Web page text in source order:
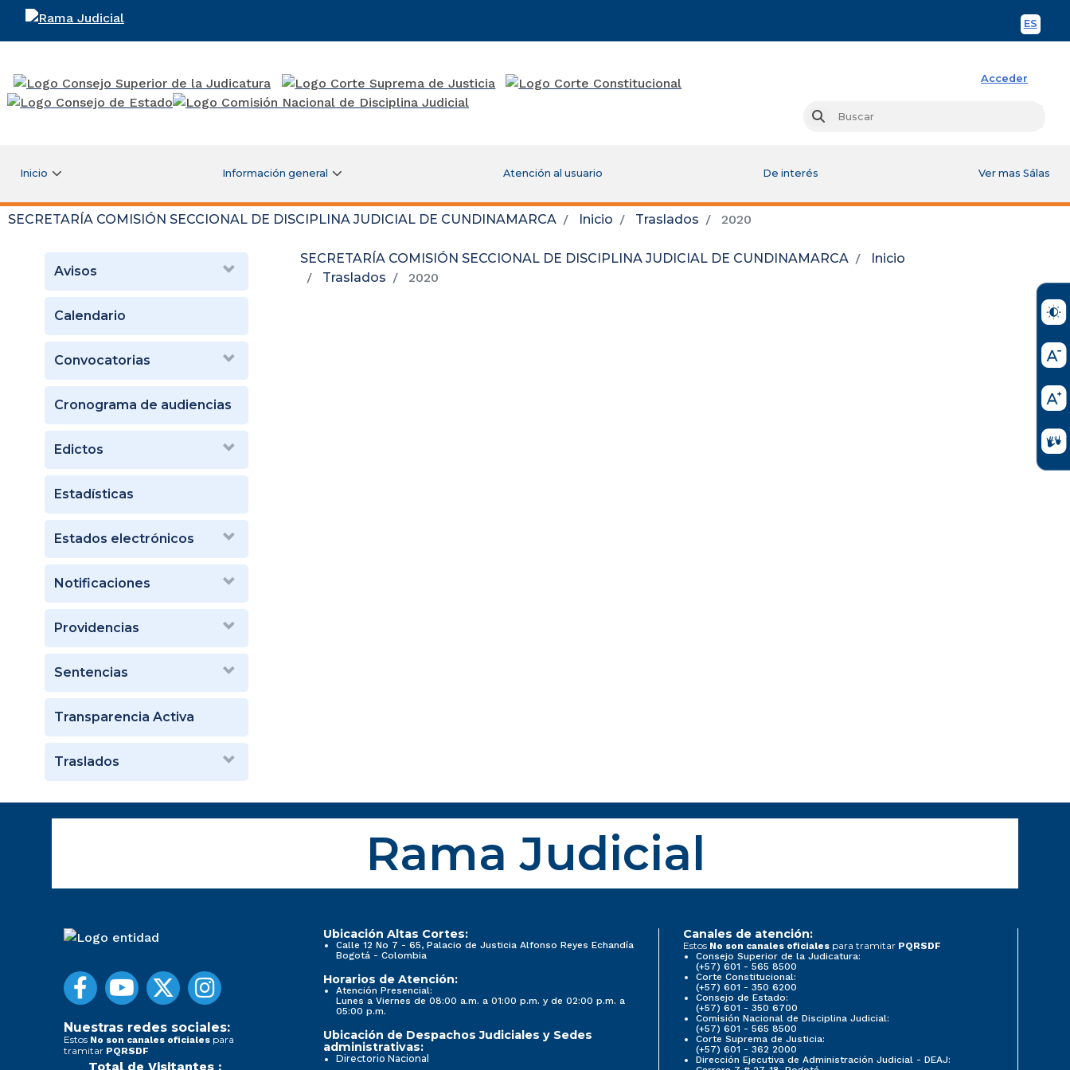
ES
Rama Judicial
Acceder
Buscar
Inicio Información general Atención al usuario De interés Ver mas Sálas
SECRETARÍA COMISIÓN SECCIONAL DE DISCIPLINA JUDICIAL DE CUNDINAMARCA Inicio Traslados 2020
Avisos
Calendario
Convocatorias
Cronograma de audiencias
Edictos
Estadísticas
Estados electrónicos
Notificaciones
Providencias
Sentencias
Transparencia Activa
Traslados
SECRETARÍA COMISIÓN SECCIONAL DE DISCIPLINA JUDICIAL DE CUNDINAMARCA
Inicio
Traslados
2020
Rama Judicial
Nuestras redes sociales:
Estos No son canales oficiales para
tramitar PQRSDF
Total de Visitantes :
Ubicación Altas Cortes:
Calle 12 No 7 - 65, Palacio de Justicia Alfonso Reyes Echandía
Bogotá - Colombia
Horarios de Atención:
Atención Presencial:
Lunes a Viernes de 08:00 a.m. a 01:00 p.m. y de 02:00 p.m. a
05:00 p.m.
Ubicación de Despachos Judiciales y Sedes
administrativas:
Directorio Nacional
Canales de atención:
Estos No son canales oficiales para tramitar PQRSDF
Consejo Superior de la Judicatura:
(+57) 601 - 565 8500
Corte Constitucional:
(+57) 601 - 350 6200
Consejo de Estado:
(+57) 601 - 350 6700
Comisión Nacional de Disciplina Judicial:
(+57) 601 - 565 8500
Corte Suprema de Justicia:
(+57) 601 - 362 2000
Dirección Ejecutiva de Administración Judicial - DEAJ: